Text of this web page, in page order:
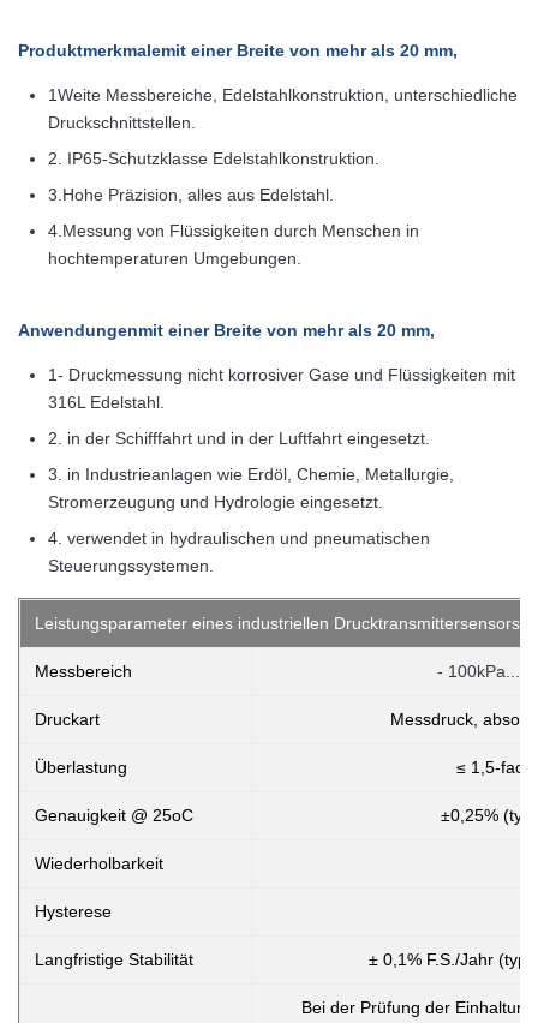
Produktmerkmalemit einer Breite von mehr als 20 mm,
1Weite Messbereiche, Edelstahlkonstruktion, unterschiedliche
Druckschnittstellen.
2. IP65-Schutzklasse Edelstahlkonstruktion.
3. Hohe Präzision, alles aus Edelstahl.
4.Messung von Flüssigkeiten durch Menschen in
hochtemperaturen Umgebungen.
Anwendungenmit einer Breite von mehr als 20 mm,
1- Druckmessung nicht korrosiver Gase und Flüssigkeiten mit
316L Edelstahl.
2. in der Schifffahrt und in der Luftfahrt eingesetzt.
3. in Industrieanlagen wie Erdöl, Chemie, Metallurgie,
Stromerzeugung und Hydrologie eingesetzt.
4. verwendet in hydraulischen und pneumatischen
Steuerungssystemen.
Leistungsparameter eines industriellen Drucktransmittersensors
Messbereich - 100kPa...
Druckart Messdruck,
Überlastung ≤ 1,5-
Genauigkeit @ 25oC ±0,25%
Wiederholbarkeit
Hysterese
Langfristige Stabilität ± 0,1% F.S./Jahr
Bei der Prüfung der